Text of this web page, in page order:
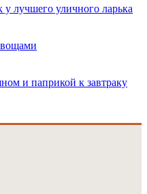
лучшего уличного ларька
и паприкой к завтраку